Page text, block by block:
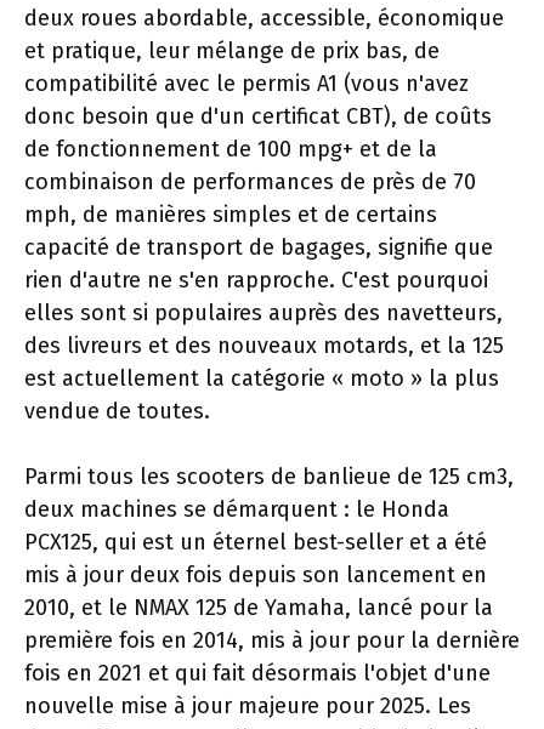
deux roues abordable, accessible, économique
et pratique, leur mélange de prix bas, de
compatibilité avec le permis A1 (vous n'avez
donc besoin que d'un certificat CBT), de coûts
de fonctionnement de 100 mpg+ et de la
combinaison de performances de près de 70
mph, de manières simples et de certains
capacité de transport de bagages, signifie que
rien d'autre ne s'en rapproche. C'est pourquoi
elles sont si populaires auprès des navetteurs,
des livreurs et des nouveaux motards, et la 125
est actuellement la catégorie « moto » la plus
vendue de toutes.
Parmi tous les scooters de banlieue de 125 cm3,
deux machines se démarquent : le Honda
PCX125, qui est un éternel best-seller et a été
mis à jour deux fois depuis son lancement en
2010, et le NMAX 125 de Yamaha, lancé pour la
première fois en 2014, mis à jour pour la dernière
fois en 2021 et qui fait désormais l'objet d'une
nouvelle mise à jour majeure pour 2025. Les